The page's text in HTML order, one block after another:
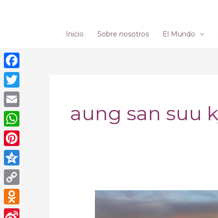
Inicio Sobre nosotros El Mundo
aung san suu
Myanmar:
Facebook
Twitter
Email
WhatsApp
Pinterest
Qzone
Copy
Link
Odnoklassniki